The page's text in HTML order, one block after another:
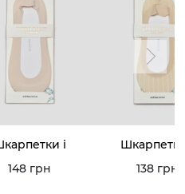
і
148 грн 138 грн